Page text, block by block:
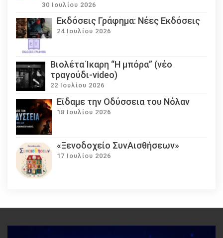
30 Ιουλίου 2026
Εκδόσεις Γράφημα: Νέες Εκδόσεις
24 Ιουλίου 2026
Βιολέτα Ίκαρη “Η μπόρα” (νέο
τραγούδι-video)
22 Ιουλίου 2026
Eίδαμε την Οδύσσεια του Νόλαν
18 Ιουλίου 2026
«Ξενοδοχείο ΣυνΑισθήσεων»
17 Ιουλίου 2026